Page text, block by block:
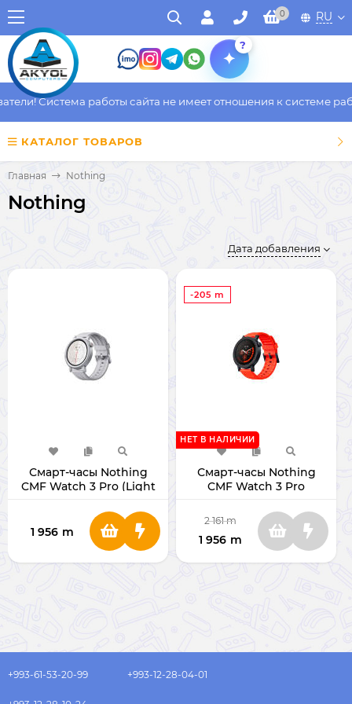
0 RU
?
Система работы сайта не имеет отношения к системе
КАТАЛОГ ТОВАРОВ
Главная Nothing
Nothing
Дата добавления
Смарт-часы Nothing
CMF Watch 3 Pro (Light
1 956 m
-205 m
Смарт-часы Nothing
CMF Watch 3 Pro
НЕТ В НАЛИЧИИ
2 161 m
1 956 m
+993-61-53-20-99 +993-12-28-04-01